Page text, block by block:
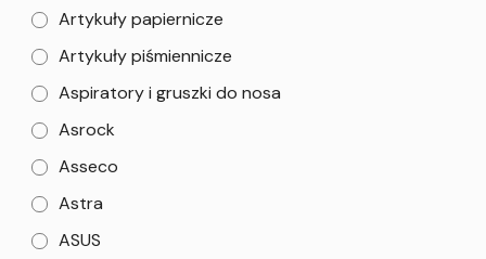
Artykuły papiernicze
Artykuły piśmiennicze
Aspiratory i gruszki do nosa
Asrock
Asseco
Astra
ASUS